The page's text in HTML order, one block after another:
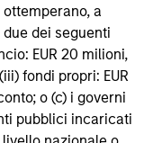
a
dei seguenti
EUR 20 milioni,
fondi propri: EUR
o (c) i governi
pubblici incaricati